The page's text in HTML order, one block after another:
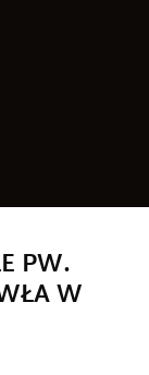
PW.
W